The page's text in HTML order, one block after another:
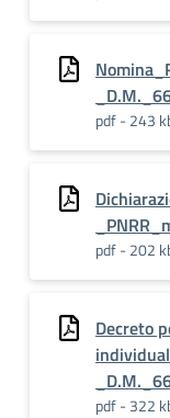
pdf - 243
pdf - 202
Decreto
pdf - 322